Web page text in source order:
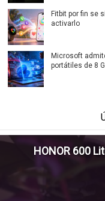
Fitbit por fin se
activarlo
Microsoft
portátiles de 8
HONOR 600